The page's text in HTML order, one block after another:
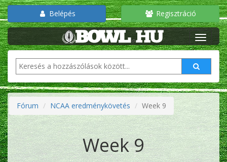
Belépés Regisztráció
Fórum NCAA eredménykövetés Week 9
Week 9